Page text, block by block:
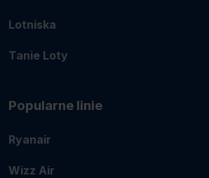
Lotniska
Tanie Loty
Popularne linie
Ryanair
Wizz Air